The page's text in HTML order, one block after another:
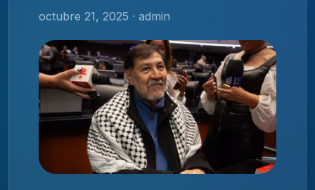
octubre 21, 2025 · admin